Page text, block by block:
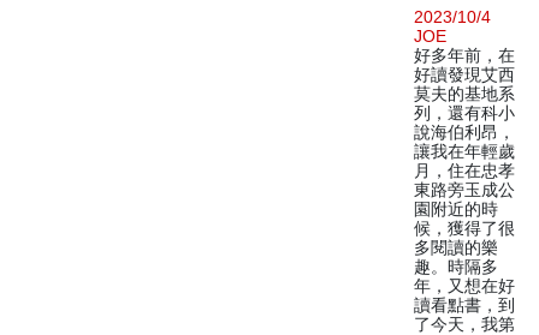
2023/10/4
JOE
好多年前，在
好讀發現艾西
莫夫的基地系
列，還有科小
說海伯利昂，
讓我在年輕歲
月，住在忠孝
東路旁玉成公
園附近的時
候，獲得了很
多閱讀的樂
趣。時隔多
年，又想在好
讀看點書，到
了今天，我第